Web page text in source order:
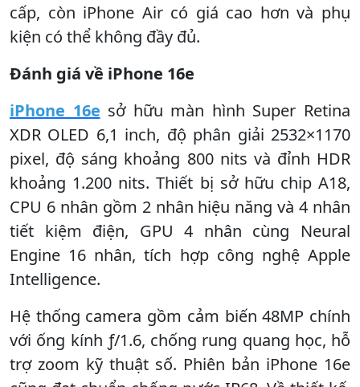
cấp, còn iPhone Air có giá cao hơn và phụ
kiện có thể không đầy đủ.
Đánh giá về iPhone 16e
iPhone 16e sở hữu màn hình Super Retina
XDR OLED 6,1 inch, độ phân giải 2532×1170
pixel, độ sáng khoảng 800 nits và đỉnh HDR
khoảng 1.200 nits. Thiết bị sở hữu chip A18,
CPU 6 nhân gồm 2 nhân hiệu năng và 4 nhân
tiết kiệm điện, GPU 4 nhân cùng Neural
Engine 16 nhân, tích hợp công nghệ Apple
Intelligence.
Hệ thống camera gồm cảm biến 48MP chính
với ống kính ƒ/1.6, chống rung quang học, hỗ
trợ zoom kỹ thuật số. Phiên bản iPhone 16e